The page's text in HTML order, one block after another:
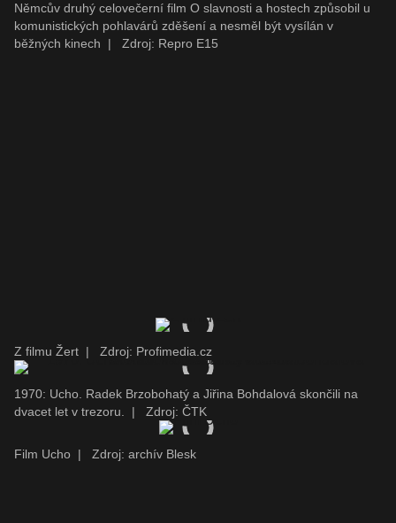
Němcův druhý celovečerní film O slavnosti a hostech způsobil u
komunistických pohlavárů zděšení a nesměl být vysílán v
běžných kinech
| Zdroj: Repro E15
Z filmu Žert | Zdroj: Profimedia.cz
1970: Ucho. Radek Brzobohatý a Jiřina Bohdalová skončili na
dvacet let v trezoru.
| Zdroj: ČTK
Film Ucho | Zdroj: archív Blesk